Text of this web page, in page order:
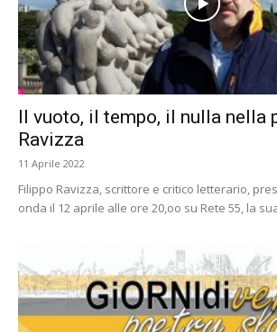
Il vuoto, il tempo, il nulla nella
Ravizza
11 Aprile 2022
Filippo Ravizza, scrittore e critico letterario,
onda il 12 aprile alle ore 20,oo su Rete 55, la